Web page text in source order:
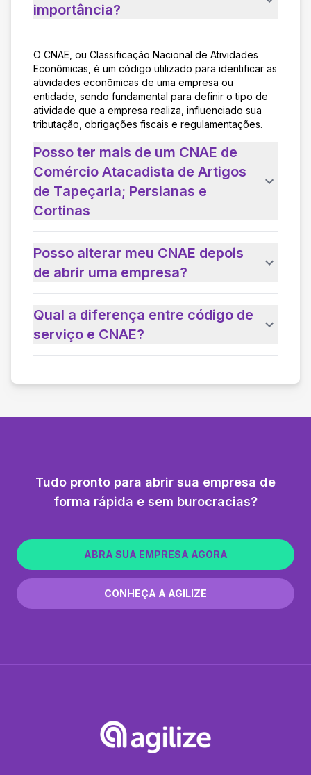
importância?
O CNAE, ou Classificação Nacional de Atividades
Econômicas, é um código utilizado para identificar as
atividades econômicas de uma empresa ou
entidade, sendo fundamental para definir o tipo de
atividade que a empresa realiza, influenciado sua
tributação, obrigações fiscais e regulamentações.
Posso ter mais de um CNAE de
Comércio Atacadista de Artigos
de Tapeçaria; Persianas e
Cortinas
Posso alterar meu CNAE depois
de abrir uma empresa?
Qual a diferença entre código de
serviço e CNAE?
Tudo pronto para abrir sua empresa de
forma rápida e sem burocracias?
ABRA SUA EMPRESA AGORA
CONHEÇA A AGILIZE